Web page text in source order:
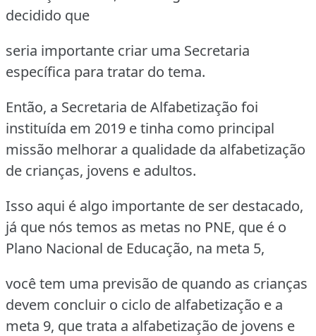
decidido que
seria importante criar uma Secretaria
específica para tratar do tema.
Então, a Secretaria de Alfabetização foi
instituída em 2019 e tinha como principal
missão melhorar a qualidade da alfabetização
de crianças, jovens e adultos.
Isso aqui é algo importante de ser destacado,
já que nós temos as metas no PNE, que é o
Plano Nacional de Educação, na meta 5,
você tem uma previsão de quando as crianças
devem concluir o ciclo de alfabetização e a
meta 9, que trata a alfabetização de jovens e